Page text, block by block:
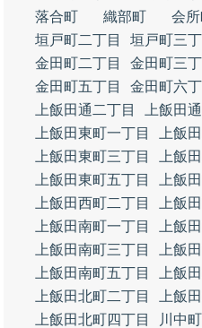
落合町
織部町 会
垣戸町二丁目
垣戸町三丁
金田町二丁目
金田町三丁
金田町五丁目
金田町六丁
上飯田通二丁目
上飯田
上飯田東町一丁目
上飯
上飯田東町三丁目
上飯
上飯田東町五丁目
上飯
上飯田西町二丁目
上飯
上飯田南町一丁目
上飯
上飯田南町三丁目
上飯
上飯田南町五丁目
上飯
上飯田北町二丁目
上飯
上飯田北町四丁目
川中町